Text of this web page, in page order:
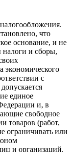
что
основание, и не
и сборы,
экономического
с
единое
и, в
свободное
товаров (работ,
ограничивать или
и организаций.